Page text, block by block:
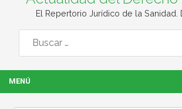
El Repertorio Jurídico de la Sanidad.
MENÚ